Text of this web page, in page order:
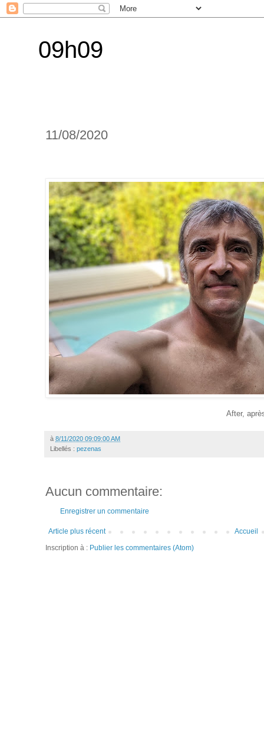
09h09
11/08/2020
After,
à 8/11/2020 09:09:00 AM
Libellés : pezenas
Aucun commentaire:
Enregistrer un commentaire
Article plus récent
Accueil
Inscription à : Publier les commentaires (Atom)